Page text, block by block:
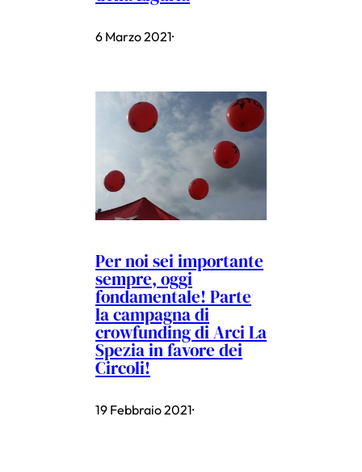
6 Marzo 2021·
Per noi sei importante
sempre, oggi
fondamentale! Parte
la campagna di
crowfunding di Arci La
Spezia in favore dei
Circoli!
19 Febbraio 2021·